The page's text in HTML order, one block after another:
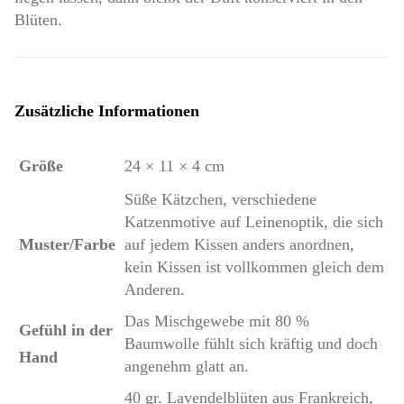
Blüten.
Zusätzliche Informationen
Größe 24 × 11 × 4 cm
Muster/Farbe
Süße Kätzchen, verschiedene
Katzenmotive auf Leinenoptik, die sich
auf jedem Kissen anders anordnen,
kein Kissen ist vollkommen gleich dem
Anderen.
Gefühl in der
Hand
Das Mischgewebe mit 80 %
Baumwolle fühlt sich kräftig und doch
angenehm glatt an.
40 gr. Lavendelblüten aus Frankreich,